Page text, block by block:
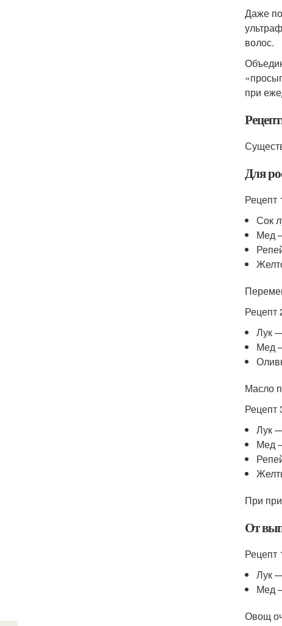
Даже
волос.
при
Для
Рецепт
Сок
Мед
Рецепт
Лук
Мед
Масло
Рецепт
Лук
Мед
При
От
Рецепт
Лук
Мед
Овощ